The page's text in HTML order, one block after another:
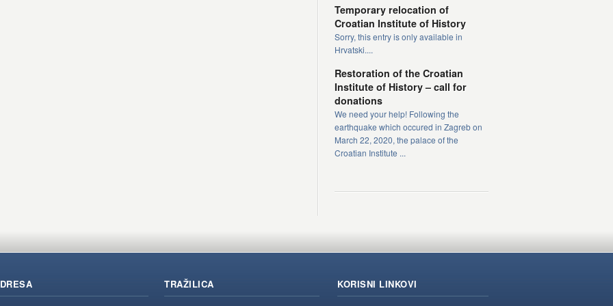
Temporary relocation of
Croatian Institute of History
Sorry, this entry is only available in
Hrvatski....
Restoration of the Croatian
Institute of History – call for
donations
We need your help! Following the
earthquake which occured in Zagreb on
March 22, 2020, the palace of the
Croatian Institute ...
TRAŽILICA KORISNI LINKOVI